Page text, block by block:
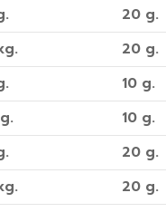
20 g.
20 g.
10 g.
10 g.
20 g.
20 g.